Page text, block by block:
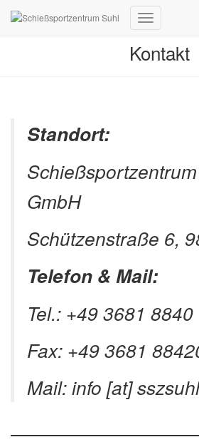
Navigation
Kontakt
Standort:
GmbH
Schützenstraße 6,
Telefon & Mail:
Tel.: +49 3681 8840
Fax: +49 3681
Mail: info [at]